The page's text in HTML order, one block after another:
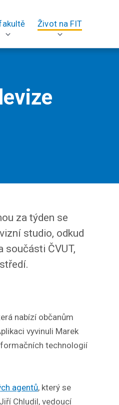
Život na FIT
za týden se
studio, odkud
součásti ČVUT,
nabízí občanům
vyvinuli Marek
technologií
agentů, který se
Chludil, vedoucí